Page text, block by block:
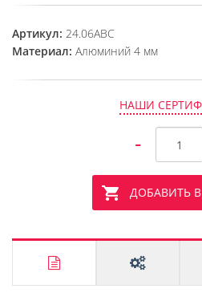
Артикул: 24.06ABC
Материал: Алюминий 4 мм
НАШИ
-
ДОБАВИТЬ